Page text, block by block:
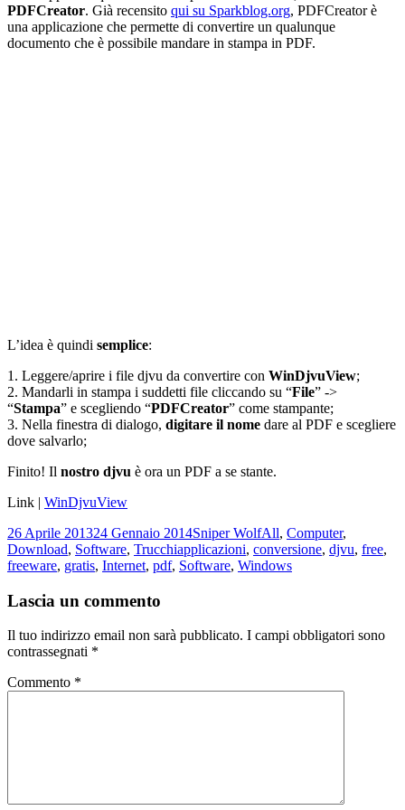
PDFCreator. Già recensito qui su Sparkblog.org, PDFCreator è
una applicazione che permette di convertire un qualunque
documento che è possibile mandare in stampa in PDF.
L’idea è quindi semplice:
1. Leggere/aprire i file djvu da convertire con WinDjvuView;
2. Mandarli in stampa i suddetti file cliccando su “File” ->
“Stampa” e scegliendo “PDFCreator” come stampante;
3. Nella finestra di dialogo, digitare il nome dare al PDF e scegliere
dove salvarlo;
Finito! Il nostro djvu è ora un PDF a se stante.
Link | WinDjvuView
Scritto
il
26 Aprile 201324 Gennaio 2014Autore
Sniper WolfCategorie
All, Computer,
Download, Software, TrucchiTag
applicazioni, conversione, djvu, free,
freeware, gratis, Internet, pdf, Software, Windows
Lascia un commento
Il tuo indirizzo email non sarà pubblicato. I campi obbligatori sono
contrassegnati *
Commento *